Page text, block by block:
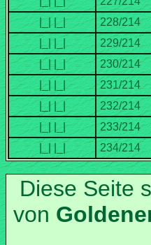
Diese Seite
von